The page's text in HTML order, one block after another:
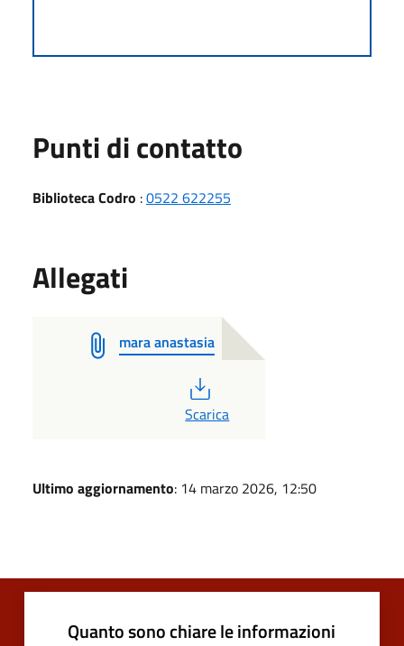
Punti di contatto
Biblioteca Codro :0522 622255
Allegati
mara anastasia
PDF
Scarica
Ultimo aggiornamento: 14 marzo 2026, 12:50
Quanto sono chiare le informazioni